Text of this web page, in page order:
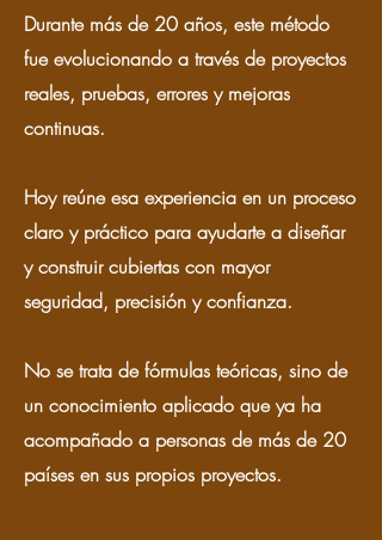
Durante más de 20 años, este método
fue evolucionando a través de proyectos
reales, pruebas, errores y mejoras
continuas.
Hoy reúne esa experiencia en un proceso
claro y práctico para ayudarte a diseñar
y construir cubiertas con mayor
seguridad, precisión y confianza.
No se trata de fórmulas teóricas, sino de
un conocimiento aplicado que ya ha
acompañado a personas de más de 20
países en sus propios proyectos.